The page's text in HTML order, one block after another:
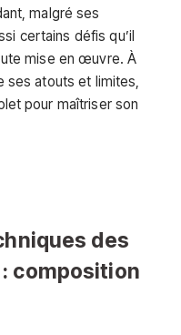
malgré ses
certains défis qu’il
mise en œuvre. À
ses atouts et limites,
pour maîtriser son
des
composition